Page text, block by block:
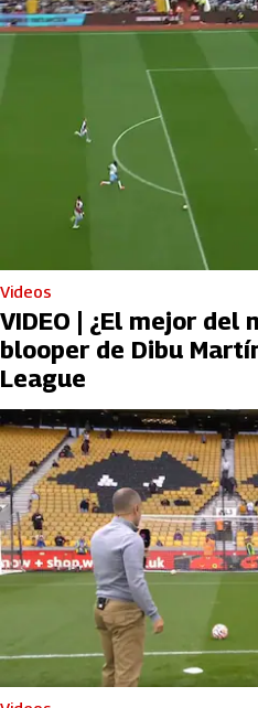
Videos
VIDEO | ¿El mejor del
blooper de Dibu
League